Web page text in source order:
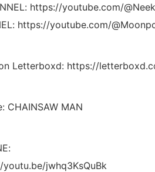
https://youtube.com/
https://youtube.com/
Letterboxd: https://
CHAINSAW MAN
youtu.be/jwhq3KsQuBk